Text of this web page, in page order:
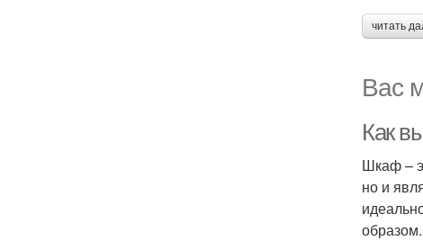
читать
Вас
Как
Шкаф –
но и
образом.